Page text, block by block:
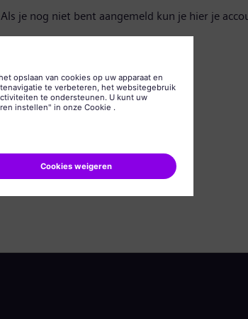
Als je nog niet bent aangemeld kun je hier je